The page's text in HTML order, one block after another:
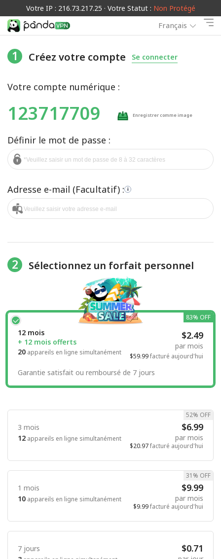
Votre IP : 216.73.217.25 · Votre Statut : Non Protégé
Français
1 Créez votre compte Se connecter
Votre compte numérique :
123717709 Enregistrer comme image
Définir le mot de passe :
Adresse e-mail (Facultatif) : i
2 Sélectionnez un forfait personnel
12 mois
+ 12 mois offerts
20 appareils en ligne simultanément
$2.49
par mois
$59.99facturé aujourd'hui
83% OFF
Garantie satisfait ou remboursé de 7 jours
3 mois
12 appareils en ligne simultanément
$6.99
par mois
$20.97facturé aujourd'hui
52% OFF
1 mois
10 appareils en ligne simultanément
$9.99
par mois
$9.99facturé aujourd'hui
31% OFF
7 jours
$0.71